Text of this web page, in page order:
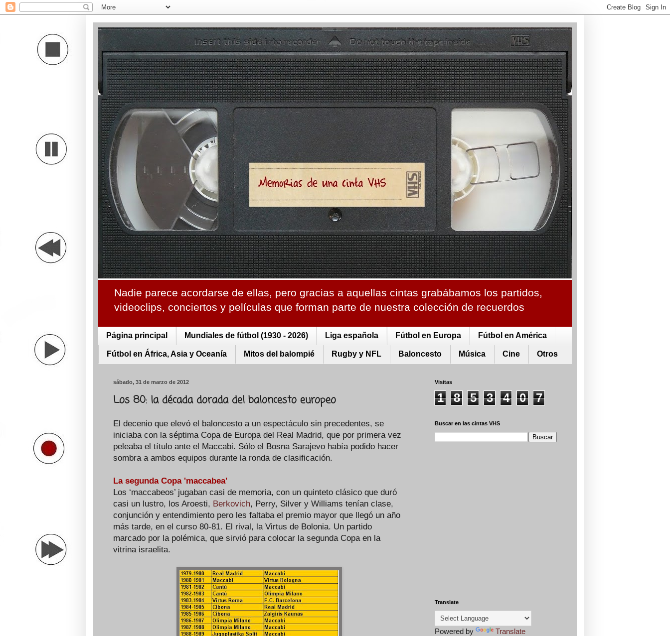
Nadie parece acordarse de ellas, pero gracias a aquellas cintas grabábamos los partidos,
videoclips, conciertos y películas que forman parte de nuestra colección de recuerdos
Página principal Mundiales de fútbol (1930 - 2026) Liga española Fútbol en Europa Fútbol en América
Fútbol en África, Asia y Oceanía Mitos del balompié Rugby y NFL Baloncesto Música Cine Otros
sábado, 31 de marzo de 2012
Los 80: la década dorada del baloncesto europeo
El decenio que elevó el baloncesto a un espectáculo sin precedentes, se
iniciaba con la séptima Copa de Europa del Real Madrid, que por primera vez
peleaba el título ante el Maccabi. Sólo el Bosna Sarajevo había podido hacer
sombra a ambos equipos durante la ronda de clasificación.
La segunda Copa 'maccabea'
Los ‘maccabeos’ jugaban casi de memoria, con un quinteto clásico que duró
casi un lustro, los Aroesti, Berkovich, Perry, Silver y Williams tenían clase,
conjunción y entendimiento pero les faltaba el premio mayor que llegó un año
más tarde, en el curso 80-81. El rival, la Virtus de Bolonia. Un partido
marcado por la polémica, que sirvió para colocar la segunda Copa en la
vitrina israelita.
Visitas
1 8 5 3 4 0 7
Buscar en las cintas VHS
Translate
Powered by Translate